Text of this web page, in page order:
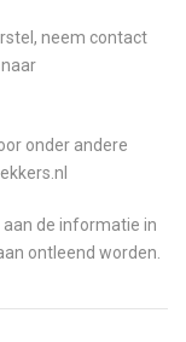
neem contact
onder andere
de informatie in
ontleend worden.